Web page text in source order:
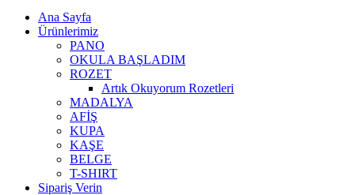
Ana Sayfa
Ürünlerimiz
PANO
OKULA BAŞLADIM
ROZET
Artık Okuyorum Rozetleri
MADALYA
AFİŞ
KUPA
KAŞE
BELGE
T-SHIRT
Sipariş Verin